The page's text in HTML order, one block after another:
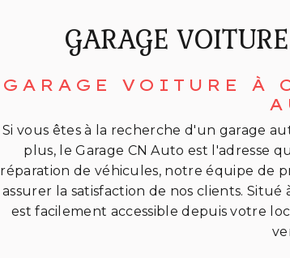
GARAGE
GARAGE VOITURE À
Si vous êtes à la recherche d'un garage
plus, le Garage CN Auto est l'adresse
réparation de véhicules, notre équipe de
assurer la satisfaction de nos clients.
est facilement accessible depuis votre